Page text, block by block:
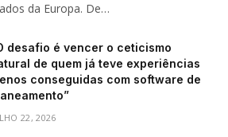
da Europa. De…
desafio é vencer o ceticismo
de quem já teve experiências
conseguidas com software de
22, 2026